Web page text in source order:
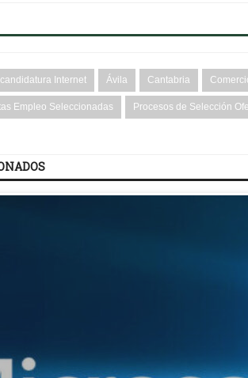
Internet Ávila Cantabria
Empleo Seleccionadas Procesos de Selección